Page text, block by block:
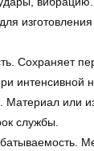
Сохраняет
интенсивной
Материал или
службы.